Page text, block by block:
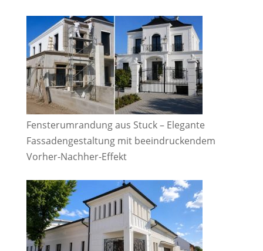
Fensterumrandung aus Stuck – Elegante
Fassadengestaltung mit beeindruckendem
Vorher-Nachher-Effekt